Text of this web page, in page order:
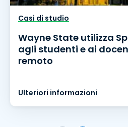
Casi di studio
Wayne State utilizza
agli studenti e ai
remoto
Ulteriori informazioni